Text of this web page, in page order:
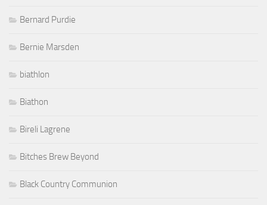
Bernard Purdie
Bernie Marsden
biathlon
Biathon
Bireli Lagrene
Bitches Brew Beyond
Black Country Communion